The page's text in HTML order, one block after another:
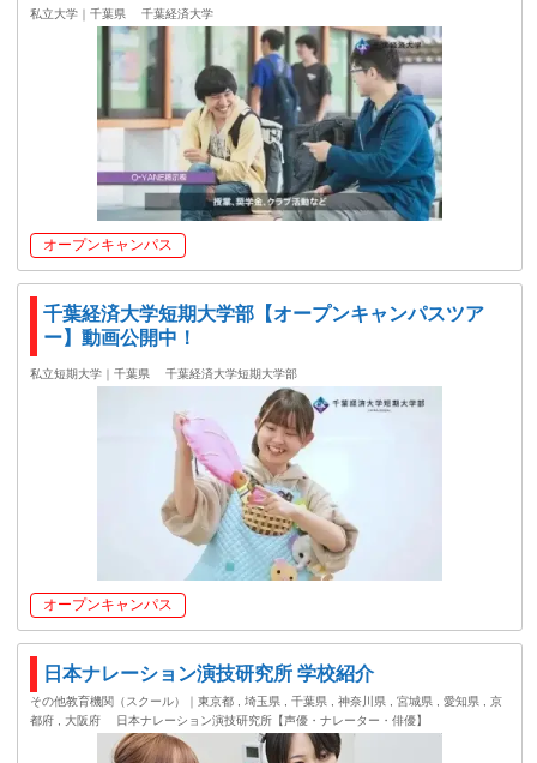
私立大学｜千葉県 千葉経済大学
オープンキャンパス
千葉経済大学短期大学部【オープンキャンパスツア
ー】動画公開中！
私立短期大学｜千葉県 千葉経済大学短期大学部
オープンキャンパス
日本ナレーション演技研究所 学校紹介
その他教育機関（スクール）｜東京都 , 埼玉県 , 千葉県 , 神奈川県 , 宮城県 , 愛知県 , 京
都府 , 大阪府
日本ナレーション演技研究所【声優・ナレーター・俳優】